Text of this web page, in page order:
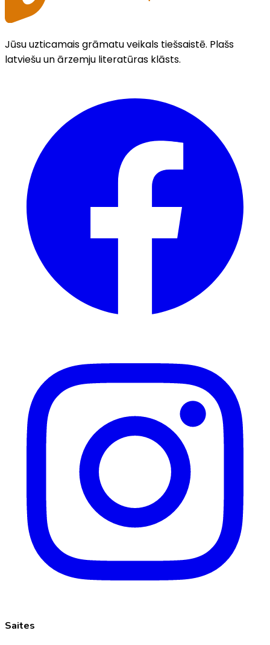
Jūsu uzticamais grāmatu veikals tiešsaistē. Plašs
latviešu un ārzemju literatūras klāsts.
Saites